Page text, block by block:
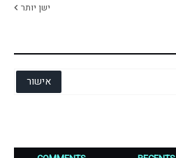
ישן יותר